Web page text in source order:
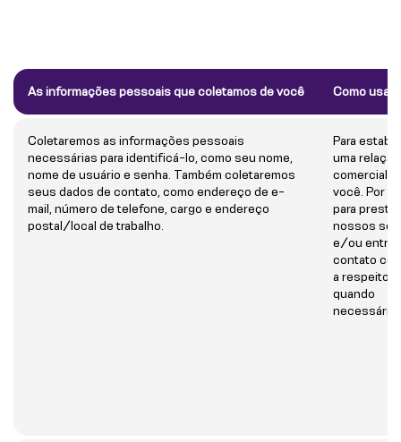
As informações pessoais que coletamos de você Como
Coletaremos as informações pessoais
necessárias para identificá-lo, como seu nome,
nome de usuário e senha. Também coletaremos
seus dados de contato, como endereço de e-
mail, número de telefone, cargo e endereço
postal/local de trabalho.
Para
uma relação
comercial
você. Por
para prestar
nossos
e/ou entrar
contato
a respeito
quando
necessário.